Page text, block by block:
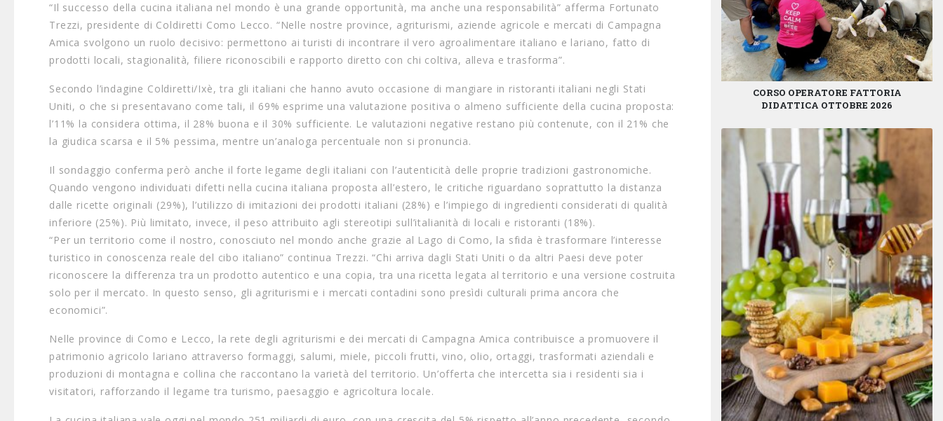
“Il successo della cucina italiana nel mondo è una grande opportunità, ma anche una responsabilità” afferma Fortunato
Trezzi, presidente di Coldiretti Como Lecco. “Nelle nostre province, agriturismi, aziende agricole e mercati di Campagna
Amica svolgono un ruolo decisivo: permettono ai turisti di incontrare il vero agroalimentare italiano e lariano, fatto di
prodotti locali, stagionalità, filiere riconoscibili e rapporto diretto con chi coltiva, alleva e trasforma”.
Secondo l’indagine Coldiretti/Ixè, tra gli italiani che hanno avuto occasione di mangiare in ristoranti italiani negli Stati
Uniti, o che si presentavano come tali, il 69% esprime una valutazione positiva o almeno sufficiente della cucina proposta:
l’11% la considera ottima, il 28% buona e il 30% sufficiente. Le valutazioni negative restano più contenute, con il 21% che
la giudica scarsa e il 5% pessima, mentre un’analoga percentuale non si pronuncia.
Il sondaggio conferma però anche il forte legame degli italiani con l’autenticità delle proprie tradizioni gastronomiche.
Quando vengono individuati difetti nella cucina italiana proposta all’estero, le critiche riguardano soprattutto la distanza
dalle ricette originali (29%), l’utilizzo di imitazioni dei prodotti italiani (28%) e l’impiego di ingredienti considerati di qualità
inferiore (25%). Più limitato, invece, il peso attribuito agli stereotipi sull’italianità di locali e ristoranti (18%).
“Per un territorio come il nostro, conosciuto nel mondo anche grazie al Lago di Como, la sfida è trasformare l’interesse
turistico in conoscenza reale del cibo italiano” continua Trezzi. “Chi arriva dagli Stati Uniti o da altri Paesi deve poter
riconoscere la differenza tra un prodotto autentico e una copia, tra una ricetta legata al territorio e una versione costruita
solo per il mercato. In questo senso, gli agriturismi e i mercati contadini sono presìdi culturali prima ancora che
economici”.
Nelle province di Como e Lecco, la rete degli agriturismi e dei mercati di Campagna Amica contribuisce a promuovere il
patrimonio agricolo lariano attraverso formaggi, salumi, miele, piccoli frutti, vino, olio, ortaggi, trasformati aziendali e
produzioni di montagna e collina che raccontano la varietà del territorio. Un’offerta che intercetta sia i residenti sia i
visitatori, rafforzando il legame tra turismo, paesaggio e agricoltura locale.
CORSO OPERATORE FATTORIA
DIDATTICA OTTOBRE 2026